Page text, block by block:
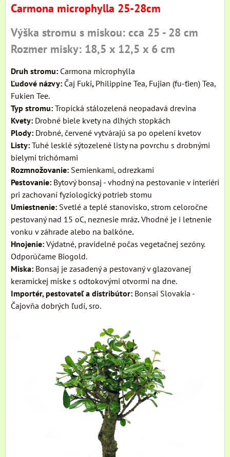
Carmona microphylla 25-28cm
Výška stromu s miskou: cca 25 - 28 cm
Rozmer misky: 18,5 x 12,5 x 6 cm
Druh stromu: Carmona microphylla
Ľudové názvy: Čaj Fuki, Philippine Tea, Fujian (fu-ťien) Tea,
Fukien Tee.
Typ stromu: Tropická stálozelená neopadavá drevina
Kvety: Drobné biele kvety na dlhých stopkách
Plody: Drobné, červené vytvárajú sa po opelení kvetov
Listy: Tuhé lesklé sýtozelené listy na povrchu s drobnými
bielymi trichómami
Rozmnožovanie: Semienkami, odrezkami
Pestovanie: Bytový bonsaj - vhodný na pestovanie v interiéri
pri zachovaní fyziologický potrieb stomu
Umiestnenie: Svetlé a teplé stanovisko, strom celoročne
pestovaný nad 15 oC, neznesie mráz.Vhodné je i letnenie
vonku v záhrade alebo na balkóne.
Hnojenie: Výdatné, pravidelné počas vegetačnej sezóny.
Odporúčame Biogold.
Miska: Bonsaj je zasadený a pestovaný v glazovanej
keramickej miske s odtokovými otvormi na dne.
Importér, pestovateľ a distribútor: Bonsai Slovakia -
Čajovňa dobrých ľudí, sro.